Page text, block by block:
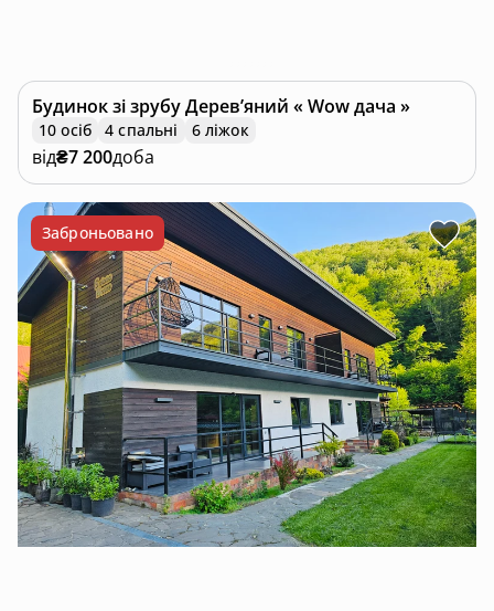
Будинок зі зрубуДеревʼяний « Wow дача »
10 осіб 4 спальні 6 ліжок
від₴7 200доба
Заброньовано